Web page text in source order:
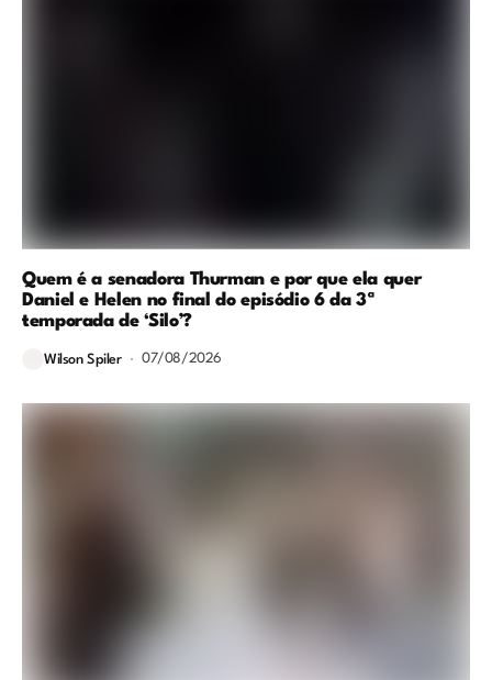
Quem é a senadora Thurman e por que ela quer
Daniel e Helen no final do episódio 6 da 3ª
temporada de ‘Silo’?
Wilson Spiler 07/08/2026